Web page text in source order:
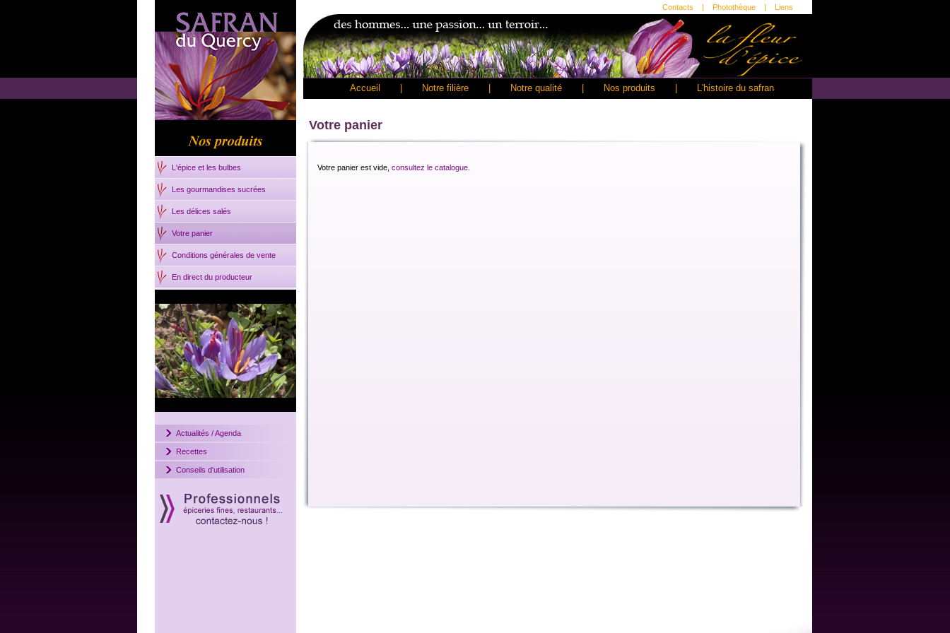
Contacts | Photothèque | Liens
Accueil Notre filière| Notre qualité| Nos produits L'histoire du safran
L'épice et les bulbes
Les gourmandises sucrées
Les délices salés
Votre panier
Conditions générales de vente
En direct du producteur
Actualités / Agenda
Recettes
Conseils d'utilisation
Votre panier
Votre panier est vide, consultez le catalogue